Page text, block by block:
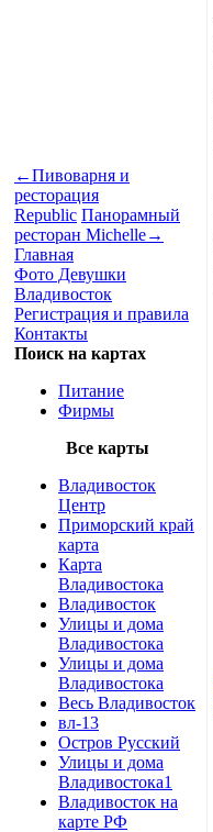
←Пивоварня и
ресторация
Republic Панорамный
ресторан Michelle→
Главная
Фото Девушки
Владивосток
Регистрация и правила
Контакты
Поиск на картах
Питание
Фирмы
Все карты
Владивосток
Центр
Приморский край
карта
Карта
Владивостока
Владивосток
Улицы и дома
Владивостока
Улицы и дома
Владивостока
Весь Владивосток
вл-13
Остров Русский
Улицы и дома
Владивостока1
Владивосток на
карте РФ